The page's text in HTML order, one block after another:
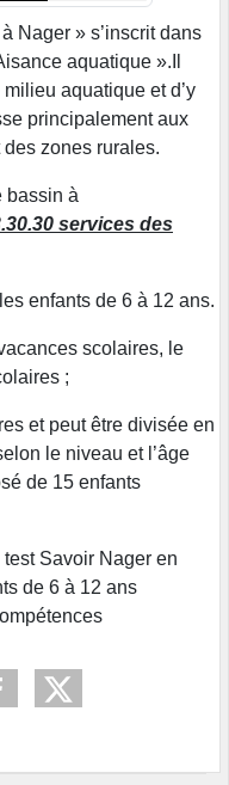
Nager » s’inscrit dans
aquatique ».Il
aquatique et d’y
principalement aux
zones rurales.
bassin à
services des
enfants de 6 à 12 ans.
scolaires, le
;
et peut être divisée en
le niveau et l’âge
de 15 enfants
test Savoir Nager en
de 6 à 12 ans